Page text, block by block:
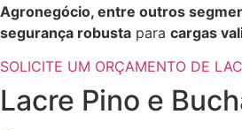
Agronegócio, entre outros
segurança robusta para cargas
SOLICITE UM ORÇAMENTO DE
Lacre Pino e